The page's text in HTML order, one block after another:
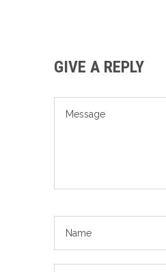
GIVE A REPLY